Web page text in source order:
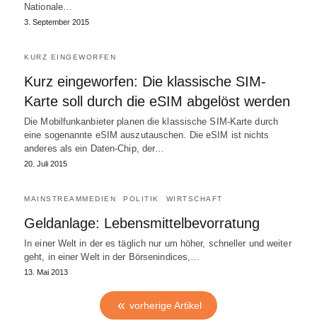
Nationale…
3. September 2015
KURZ EINGEWORFEN
Kurz eingeworfen: Die klassische SIM-
Karte soll durch die eSIM abgelöst werden
Die Mobilfunkanbieter planen die klassische SIM-Karte durch
eine sogenannte eSIM auszutauschen. Die eSIM ist nichts
anderes als ein Daten-Chip, der…
20. Juli 2015
MAINSTREAMMEDIEN POLITIK WIRTSCHAFT
Geldanlage: Lebensmittelbevorratung
In einer Welt in der es täglich nur um höher, schneller und weiter
geht, in einer Welt in der Börsenindices,…
13. Mai 2013
vorherige Artikel